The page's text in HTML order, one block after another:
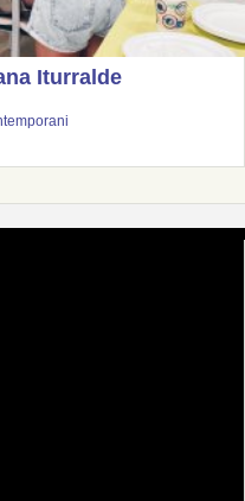
Iturralde